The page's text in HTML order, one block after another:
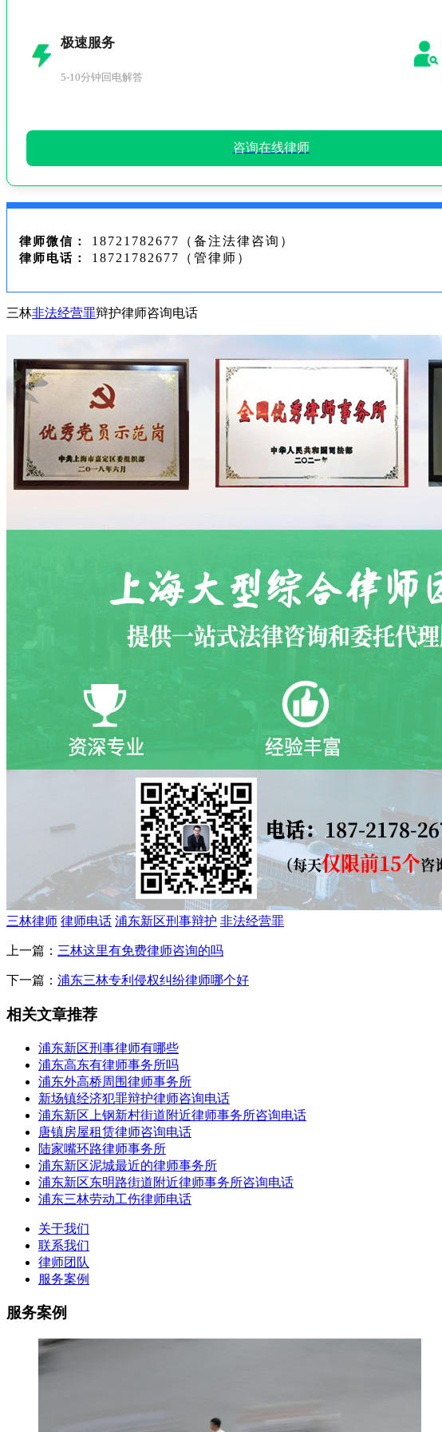
极速服务
5-10分钟回电解答
咨询在线律师
律师微信： 18721782677（备注法律咨询）
律师电话： 18721782677（管律师）
三林非法经营罪辩护律师咨询电话
三林律师 律师电话 浦东新区刑事辩护 非法经营罪
上一篇： 三林这里有免费律师咨询的吗
下一篇： 浦东三林专利侵权纠纷律师哪个好
相关文章推荐
浦东新区刑事律师有哪些
浦东高东有律师事务所吗
浦东外高桥周围律师事务所
新场镇经济犯罪辩护律师咨询电话
浦东新区上钢新村街道附近律师事务所咨询电话
唐镇房屋租赁律师咨询电话
陆家嘴环路律师事务所
浦东新区泥城最近的律师事务所
浦东新区东明路街道附近律师事务所咨询电话
浦东三林劳动工伤律师电话
关于我们
联系我们
律师团队
服务案例
服务案例